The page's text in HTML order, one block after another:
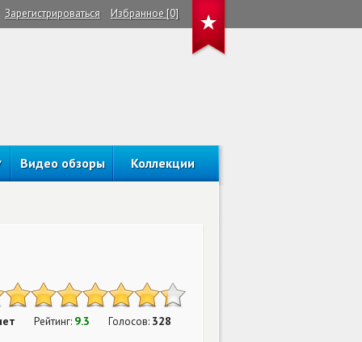
Зарегистрироваться Избранное [0]
Видео обзоры Коллекции
Рейтинг: 9.3 Голосов: 328